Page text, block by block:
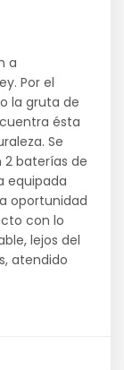
a
Por el
la gruta de
ésta
Se
baterías de
equipada
oportunidad
con lo
lejos del
atendido